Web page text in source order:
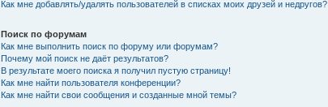
Как мне добавлять/удалять пользователей в списках моих друзей и недругов?
Поиск по форумам
Как мне выполнить поиск по форуму или форумам?
Почему мой поиск не даёт результатов?
В результате моего поиска я получил пустую страницу!
Как мне найти пользователя конференции?
Как мне найти свои сообщения и созданные мной темы?